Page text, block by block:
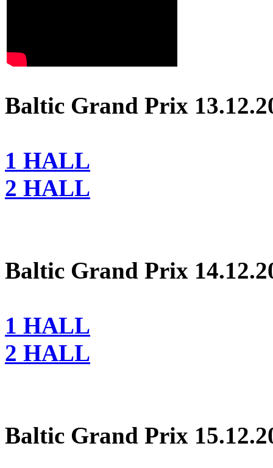
Baltic Grand Prix
1 HALL
2 HALL
Baltic Grand Prix
1 HALL
2 HALL
Baltic Grand Prix